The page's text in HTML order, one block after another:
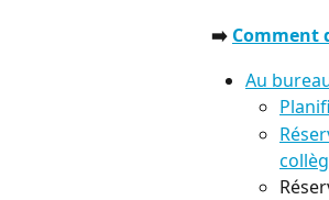
➡️ Comment
Au